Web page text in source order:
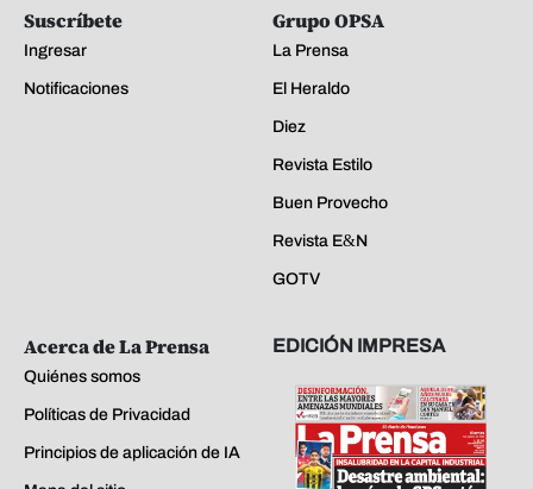
Suscríbete
Ingresar
Notificaciones
Grupo OPSA
La Prensa
El Heraldo
Diez
Revista Estilo
Buen Provecho
Revista E&N
GOTV
Acerca de La Prensa
Quiénes somos
Políticas de Privacidad
Principios de aplicación de IA
EDICIÓN IMPRESA